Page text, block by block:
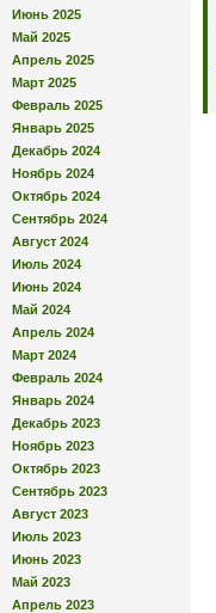
Июнь 2025
Май 2025
Апрель 2025
Март 2025
Февраль 2025
Январь 2025
Декабрь 2024
Ноябрь 2024
Октябрь 2024
Сентябрь 2024
Август 2024
Июль 2024
Июнь 2024
Май 2024
Апрель 2024
Март 2024
Февраль 2024
Январь 2024
Декабрь 2023
Ноябрь 2023
Октябрь 2023
Сентябрь 2023
Август 2023
Июль 2023
Июнь 2023
Май 2023
Апрель 2023